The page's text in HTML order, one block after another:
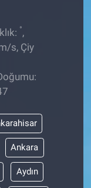
°,
s, Çiy
Ankara
Aydın